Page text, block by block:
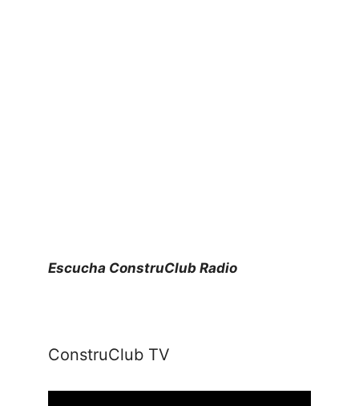
Escucha ConstruClub Radio
ConstruClub TV